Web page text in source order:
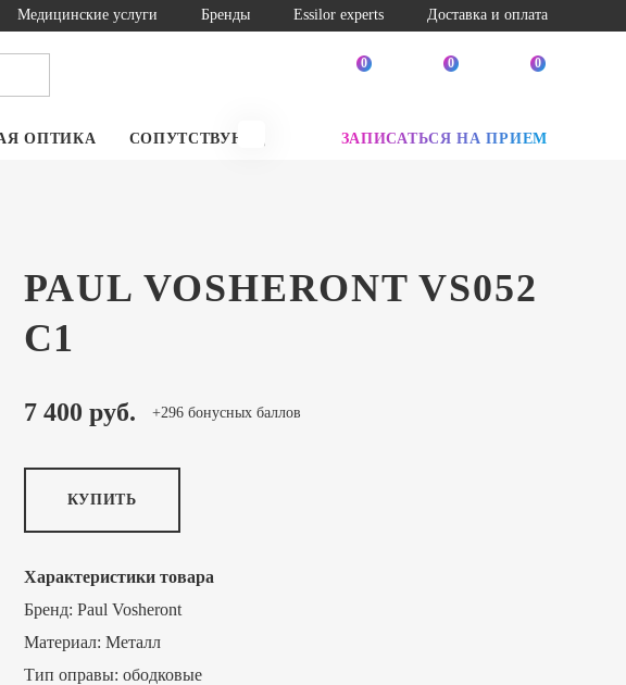
Медицинские услуги Бренды Essilor experts Доставка и оплата
0 0 0
ОПТИКА СОПУТСТВУЮЩИЕ ТОВАРЫ SALE
ЗАПИСАТЬСЯ НА ПРИЕМ
PAUL VOSHERONT VS052
C1
7 400 руб. +296 бонусных баллов
КУПИТЬ
Характеристики товара
Бренд: Paul Vosheront
Материал: Металл
Тип оправы: ободковые